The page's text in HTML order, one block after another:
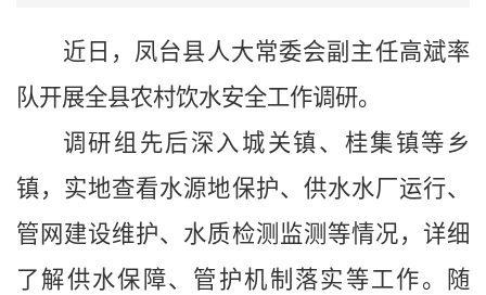
近日，凤台县人大常委会副主任高斌率
队开展全县农村饮水安全工作调研。
调研组先后深入城关镇、桂集镇等乡
镇，实地查看水源地保护、供水水厂运行、
管网建设维护、水质检测监测等情况，详细
了解供水保障、管护机制落实等工作。随